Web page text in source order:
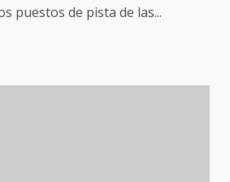
puestos de pista de las...